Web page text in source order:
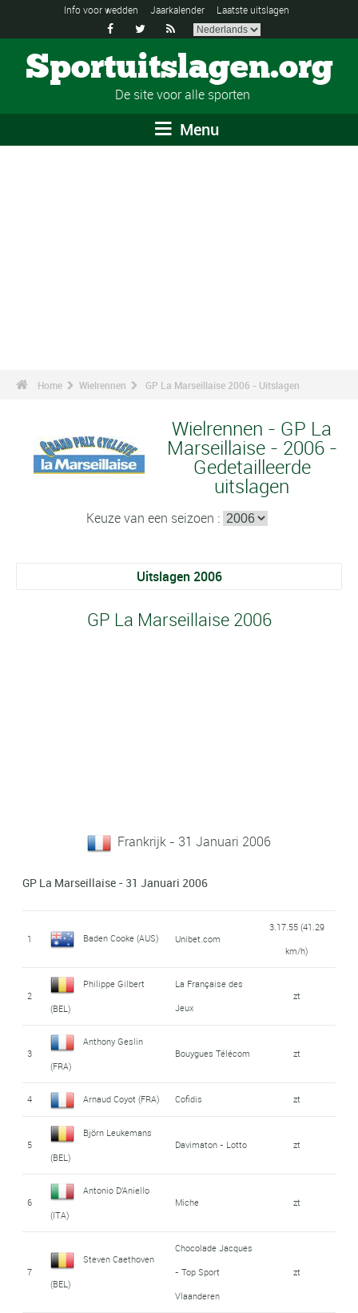
Info voor wedden Jaarkalender Laatste uitslagen
  
Sportuitslagen.org
De site voor alle sporten
Menu
Home Wielrennen GP La Marseillaise 2006 - Uitslagen
Wielrennen - GP La
Marseillaise - 2006 -
Gedetailleerde
uitslagen
Keuze van een seizoen :
Uitslagen 2006
GP La Marseillaise 2006
Frankrijk - 31 Januari 2006
GP La Marseillaise - 31 Januari 2006
1 Baden Cooke (AUS) Unibet.com
3.17.55 (41.29
km/h)
2
Philippe Gilbert
(BEL)
La Française des
Jeux
zt
3
Anthony Geslin
(FRA)
Bouygues Télécom zt
4 Arnaud Coyot (FRA) Cofidis zt
5
Björn Leukemans
(BEL)
Davimaton - Lotto zt
6
Antonio D'Aniello
(ITA)
Miche zt
7
Steven Caethoven
(BEL)
Chocolade Jacques
- Top Sport
Vlaanderen
zt